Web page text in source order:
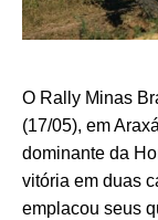
O Rally Minas
(17/05), em
dominante da
vitória em duas
emplacou seus